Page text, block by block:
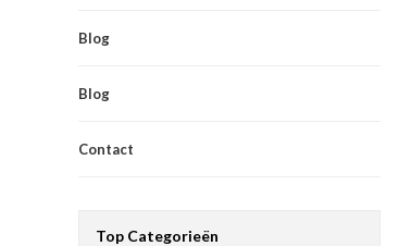
Blog
Blog
Contact
Top Categorieën